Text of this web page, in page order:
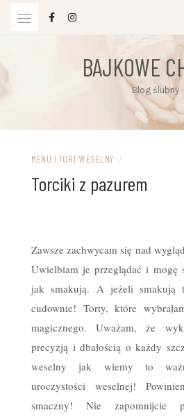
BAJKOWE
Blog ślubny
MENU I TORT WESELNY /
Torciki z pazurem
Zawsze zachwycam się nad
Uwielbiam je przeglądać i mogę
jak smakują. A jeżeli smakują
cudownie! Torty, które
magicznego. Uważam, że
precyzją i dbałością o każdy
weselny jak wiemy to
uroczystości weselnej!
smaczny! Nie zapomnijcie